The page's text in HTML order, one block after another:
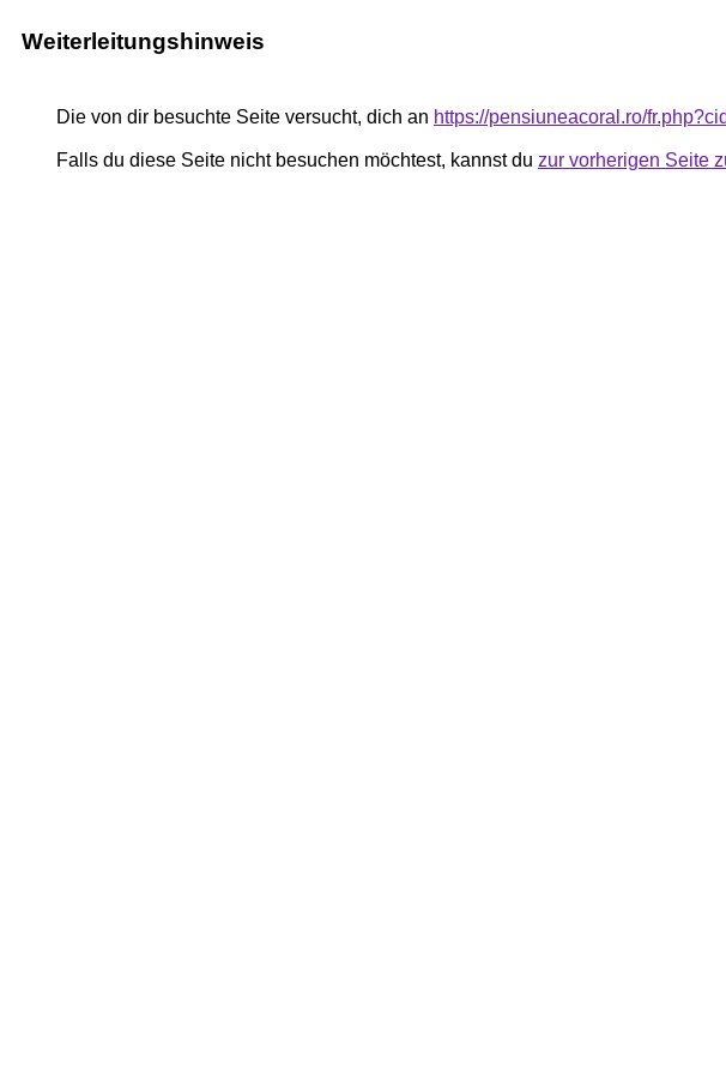
Weiterleitungshinweis
Die von dir besuchte Seite versucht, dich an https://pensiuneacoral.ro/
Falls du diese Seite nicht besuchen möchtest, kannst du zur vorherigen Seite